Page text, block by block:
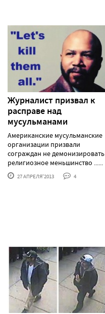
Журналист призвал к
расправе над
мусульманами
Американские мусульманские
организации призвали
сограждан не демонизировать
религиозное меньшинство ......
27 АПРЕЛЯ'2013 4